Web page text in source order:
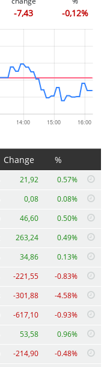
-7,43 -0,12%
Change %
21,92 0.57%
0,08 0.08%
46,60 0.50%
263,24 0.49%
34,86 0.13%
-221,55 -0.83%
-301,88 -4.58%
-617,10 -0.93%
53,58 0.96%
-214,90 -0.48%